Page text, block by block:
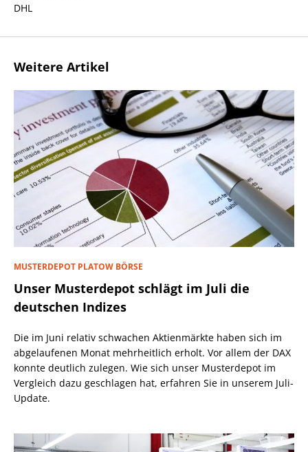
DHL
Weitere Artikel
MUSTERDEPOT PLATOW BÖRSE
Unser Musterdepot schlägt im Juli die
deutschen Indizes
Die im Juni relativ schwachen Aktienmärkte haben sich im
abgelaufenen Monat mehrheitlich erholt. Vor allem der DAX
konnte deutlich zulegen. Wie sich unser Musterdepot im
Vergleich dazu geschlagen hat, erfahren Sie in unserem Juli-
Update.